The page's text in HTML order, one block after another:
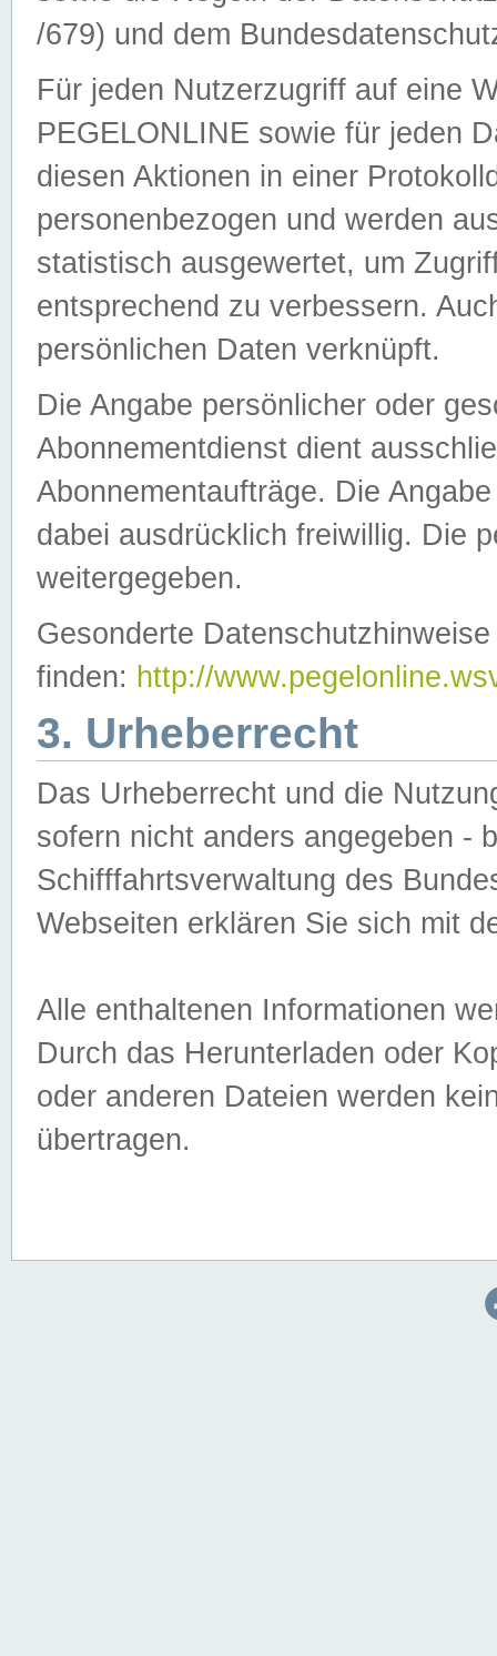
/679) und dem
Für jeden Nutzerzugriff auf eine
PEGELONLINE sowie für jeden
diesen Aktionen in einer
personenbezogen und werden
statistisch ausgewertet, um
entsprechend zu verbessern.
persönlichen Daten verknüpft.
Die Angabe persönlicher oder
Abonnementdienst dient
Abonnementaufträge. Die
dabei ausdrücklich freiwillig. Die
weitergegeben.
Gesonderte
finden: http://
3. Urheberrecht
Das Urheberrecht und die
sofern nicht anders angegeben -
Schifffahrtsverwaltung des
Webseiten erklären Sie sich mit
Alle enthaltenen Informationen
Durch das Herunterladen oder
oder anderen Dateien werden
übertragen.